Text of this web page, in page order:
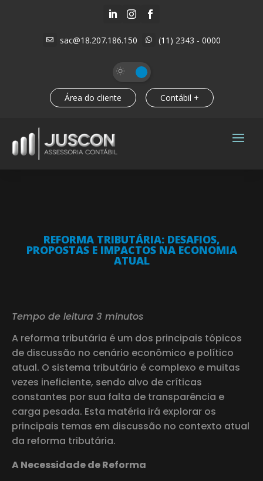
  
 sac@18.207.186.150  (11) 2343 - 0000
Área do cliente Contábil +
REFORMA TRIBUTÁRIA: DESAFIOS,
PROPOSTAS E IMPACTOS NA ECONOMIA
ATUAL
Tempo de leitura 3 minutos
A reforma tributária é um dos principais tópicos
de discussão no cenário econômico e político
atual. O sistema tributário é complexo e muitas
vezes ineficiente, sendo alvo de críticas
constantes por sua falta de transparência e
carga pesada. Esta matéria irá explorar os
principais temas em discussão no contexto atual
da reforma tributária.
A Necessidade de Reforma